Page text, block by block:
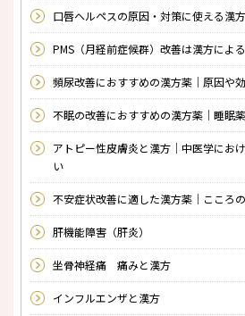
口唇ヘルペスの原因・対策に使える漢
PMS（月経前症候群）改善は漢方によ
頻尿改善におすすめの漢方薬｜原因や
不眠の改善におすすめの漢方薬｜睡眠
アトピー性皮膚炎と漢方｜中医学にお
い
不安症状改善に適した漢方薬｜こころ
肝機能障害（肝炎）
坐骨神経痛 痛みと漢方
インフルエンザと漢方